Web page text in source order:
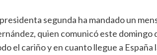
quien comunicó este domingo
el cariño y en cuanto llegue a España